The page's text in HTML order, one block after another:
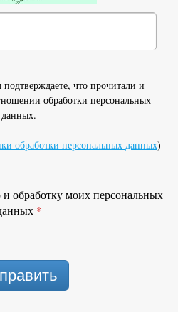
что прочитали и
обработки персональных
данных.
обработки персональных данных)
обработку моих персональных
*